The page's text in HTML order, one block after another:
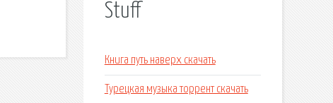
Stuff
Книга путь наверх скачать
Турецкая музыка торрент скачать